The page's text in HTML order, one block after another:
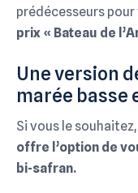
prédécesseurs
prix « Bateau de
Une version
marée basse
Si vous le
offre l’option de
bi-safran.